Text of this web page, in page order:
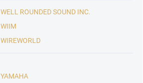
WELL ROUNDED SOUND INC.
WIIM
WIREWORLD
YAMAHA